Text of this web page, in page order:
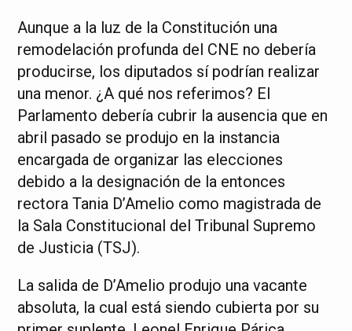
Aunque a la luz de la Constitución una
remodelación profunda del CNE no debería
producirse, los diputados sí podrían realizar
una menor. ¿A qué nos referimos? El
Parlamento debería cubrir la ausencia que en
abril pasado se produjo en la instancia
encargada de organizar las elecciones
debido a la designación de la entonces
rectora Tania D’Amelio como magistrada de
la Sala Constitucional del Tribunal Supremo
de Justicia (TSJ).
La salida de D’Amelio produjo una vacante
absoluta, la cual está siendo cubierta por su